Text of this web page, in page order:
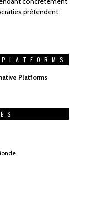
prétendent
Platforms